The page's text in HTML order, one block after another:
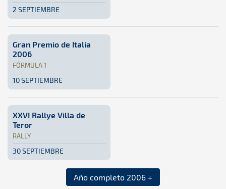
2 SEPTIEMBRE
Tierra · XV Rallye de Antigua: Aquí podrás encontrar
Fuerteventura Fuerteventura
Gran Premio de Italia
2006
FÓRMULA 1
10 SEPTIEMBRE
Fórmula 1 · Gran Premio de Italia 2006: Aquí podrás
Italia Italia
XXVI Rallye Villa de
Teror
RALLY
30 SEPTIEMBRE
Rally · XXVI Rallye Villa de Teror: Aquí podrás
Gran Canaria Gran Canaria
Año completo 2006 +